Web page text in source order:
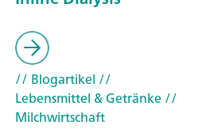
// Blogartikel //
Lebensmittel & Getränke//
Milchwirtschaft